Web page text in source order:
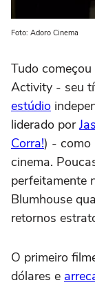
Foto: Adoro Cinema
Tudo
Activity - seu
estúdio
liderado por
Corra!) - como
cinema.
perfeitamente
Blumhouse
retornos
O primeiro
dólares e